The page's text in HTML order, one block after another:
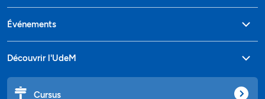
Événements
Découvrir l'UdeM
Cursus